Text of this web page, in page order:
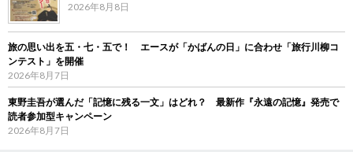
2026年8月8日
旅の思い出を五・七・五で！ エースが「かばんの日」に合わせ「旅行川柳コ
ンテスト」を開催
2026年8月7日
東野圭吾が選んだ「記憶に残る一文」はどれ？ 最新作『永遠の記憶』発売で
読者参加型キャンペーン
2026年8月7日